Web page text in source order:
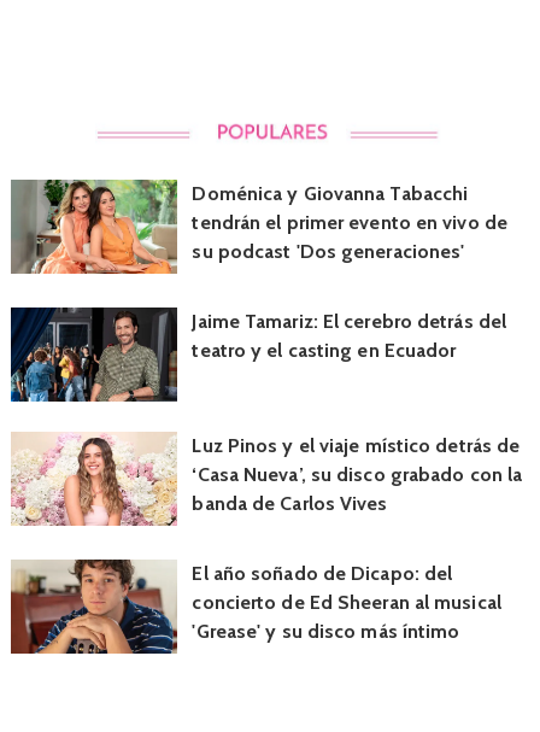
Doménica y Giovanna Tabacchi
tendrán el primer evento en vivo de
su podcast 'Dos generaciones'
Jaime Tamariz: El cerebro detrás del
teatro y el casting en Ecuador
Luz Pinos y el viaje místico detrás de
‘Casa Nueva’, su disco grabado con la
banda de Carlos Vives
El año soñado de Dicapo: del
concierto de Ed Sheeran al musical
'Grease' y su disco más íntimo